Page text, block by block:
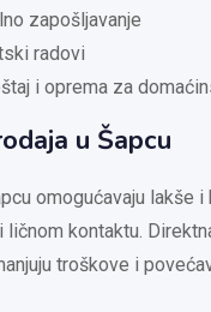
zapošljavanje
radovi
i oprema za
u Šapcu
omogućavaju lakše
kontaktu.
troškove i